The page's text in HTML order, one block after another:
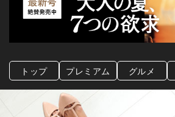
トップ プレミアム グルメ